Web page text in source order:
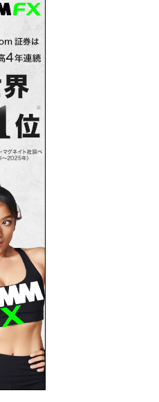
バシーポリシー
お問い合わせ
サイトマップ